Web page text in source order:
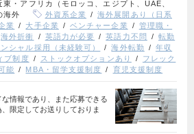
東・アフリカ（モロッコ、エジプト、UAE、
海外
外資系企業
海外展開あり（日系
業 大手企業 ベンチャー企業
管理職・
海外折衝 英語力が必要 英語力不問
転勤
シャル採用（未経験可） 海外転勤
年収
ブ制度 ストックオプションあり
フレック
能 MBA・留学支援制度 育児支援制度
情報であり、また応募できる
限定してお送りしておりま